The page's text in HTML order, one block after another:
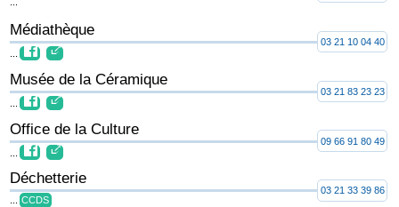
Médiathèque
03 21 10 04 40
Musée de la Céramique
03 21 83 23 23
Office de la Culture
09 66 91 80 49
Déchetterie
... CCDS
03 21 33 39 86